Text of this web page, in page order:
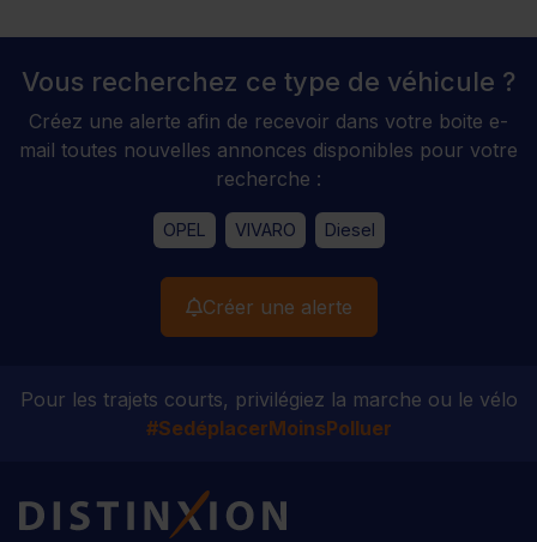
Vous recherchez ce type de véhicule ?
Créez une alerte afin de recevoir dans votre boite e-
mail toutes nouvelles annonces disponibles pour votre
recherche :
OPEL VIVARO Diesel
Créer une alerte
Pour les trajets courts, privilégiez la marche ou le vélo
#SedéplacerMoinsPolluer
Distinxion